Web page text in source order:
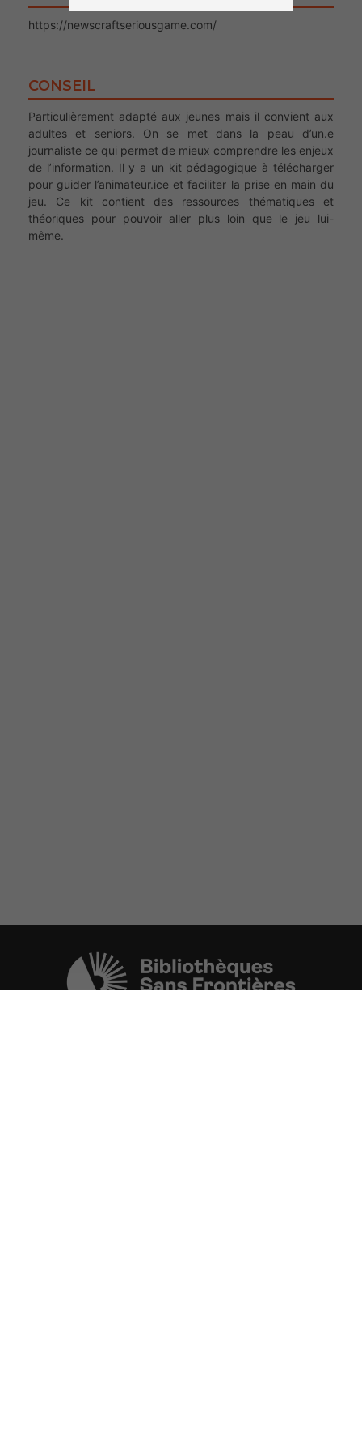
https://newscraftseriousgame.com/
CONSEIL
Particulièrement adapté aux jeunes mais il convient aux
adultes et seniors. On se met dans la peau d’un.e
journaliste ce qui permet de mieux comprendre les enjeux
de l’information. Il y a un kit pédagogique à télécharger
pour guider l’animateur.ice et faciliter la prise en main du
jeu. Ce kit contient des ressources thématiques et
théoriques pour pouvoir aller plus loin que le jeu lui-
même.